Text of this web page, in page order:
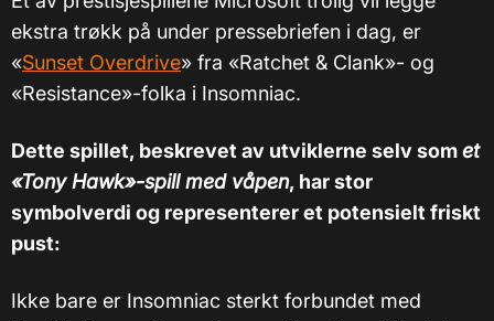
ekstra trøkk på under pressebriefen i dag, er
«Sunset Overdrive» fra «Ratchet & Clank»- og
«Resistance»-folka i Insomniac.
Dette spillet, beskrevet av utviklerne selv somet
«Tony Hawk»-spill med våpen, har stor
symbolverdi og representerer et potensielt friskt
pust:
Ikke bare er Insomniac sterkt forbundet med